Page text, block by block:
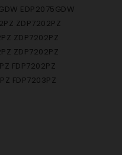
EDP2075GDW
ZDP7202PZ
ZDP7202PZ
ZDP7202PZ
FDP7202PZ
FDP7203PZ